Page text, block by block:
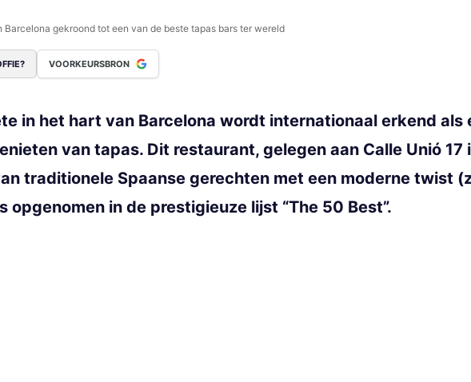
Barcelona gekroond tot een van de beste tapas bars ter wereld
VOORKEURSBRON
in het hart van Barcelona wordt internationaal erkend als
van tapas. Dit restaurant, gelegen aan Calle Unió 17
traditionele Spaanse gerechten met een moderne twist
opgenomen in de prestigieuze lijst “The 50 Best”.